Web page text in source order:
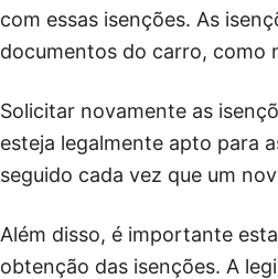
com essas isenções. As
documentos do carro, como
Solicitar novamente as
esteja legalmente apto para
seguido cada vez que um
Além disso, é importante
obtenção das isenções. A